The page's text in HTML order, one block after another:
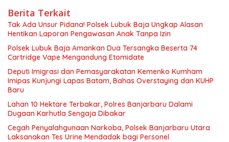
Berita Terkait
Tak Ada Unsur Pidana! Polsek Lubuk Baja Ungkap Alasan
Hentikan Laporan Pengawasan Anak Tanpa Izin
Polsek Lubuk Baja Amankan Dua Tersangka Beserta 74
Cartridge Vape Mengandung Etomidate
Deputi Imigrasi dan Pemasyarakatan Kemenko Kumham
Imipas Kunjungi Lapas Batam, Bahas Overstaying dan KUHP
Baru
Lahan 10 Hektare Terbakar, Polres Banjarbaru Dalami
Dugaan Karhutla Sengaja Dibakar
Cegah Penyalahgunaan Narkoba, Polsek Banjarbaru Utara
Laksanakan Tes Urine Mendadak bagi Personel